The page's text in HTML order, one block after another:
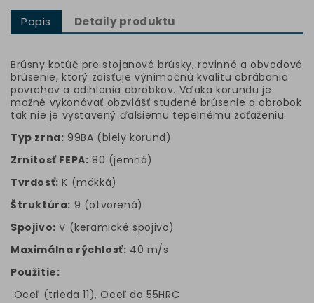
Popis Detaily produktu
Brúsny kotúč pre stojanové brúsky, rovinné a obvodové
brúsenie, ktorý zaisťuje výnimočnú kvalitu obrábania
povrchov a odihlenia obrobkov. Vďaka korundu je
možné vykonávať obzvlášť studené brúsenie a obrobok
tak nie je vystavený ďalšiemu tepelnému zaťaženiu.
Typ zrna: 99BA (biely korund)
Zrnitosť FEPA: 80 (jemná)
Tvrdosť: K (mäkká)
Štruktúra: 9 (otvorená)
Spojivo: V (keramické spojivo)
Maximálna rýchlosť: 40 m/s
Použitie:
Oceľ (trieda 11), Oceľ do 55HRC